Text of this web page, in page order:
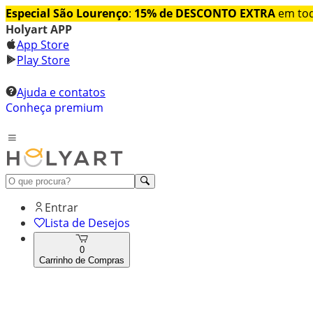
Especial São Lourenço: 15% de DESCONTO EXTRA em
Holyart APP
App Store
Play Store
Ajuda e contatos
Conheça premium
Entrar
Lista de Desejos
0
Carrinho de Compras